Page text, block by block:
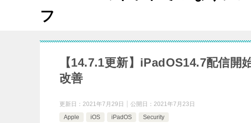
フ
【14.7.1更新】iPadOS14.7配信
改善
更新日： 2021年7月29日 公開日： 2021年7月23日
Apple
iOS iPadOS Security